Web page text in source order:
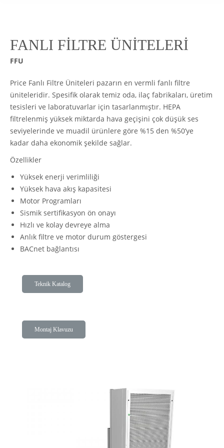
FANLI FİLTRE ÜNİTELERİ
FFU
Price Fanlı Filtre Üniteleri pazarın en vermli fanlı filtre
üniteleridir. Spesifik olarak temiz oda, ilaç fabrikaları, üretim
tesisleri ve laboratuvarlar için tasarlanmıştır. HEPA
filtrelenmiş yüksek miktarda hava geçişini çok düşük ses
seviyelerinde ve muadil ürünlere göre %15 den %50’ye
kadar daha ekonomik şekilde sağlar.
Özellikler
Yüksek enerji verimliliği
Yüksek hava akış kapasitesi
Motor Programları
Sismik sertifikasyon ön onayı
Hızlı ve kolay devreye alma
Anlık filtre ve motor durum göstergesi
BACnet bağlantısı
Teknik Katalog
Montaj Klavuzu